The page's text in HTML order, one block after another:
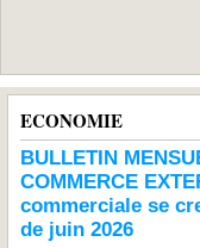
ECONOMIE
BULLETIN
COMMERCE
commerciale se
de juin 2026